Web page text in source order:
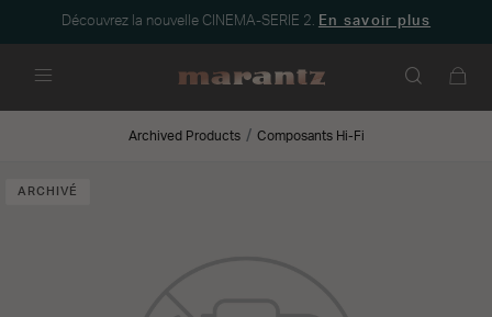
Découvrez la nouvelle CINEMA-SERIE 2. En savoir plus
Archived Products Composants Hi-Fi
ARCHIVÉ